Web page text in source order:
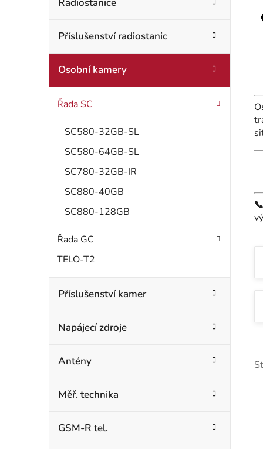
a
n
n
e
Příslušenství radiostanic
Osobní kamery
Řada SC
SC580-32GB-SL
SC580-64GB-SL
SC780-32GB-IR
SC880-40GB
SC880-128GB
Řada GC
TELO-T2
Příslušenství kamer
Napájecí zdroje
Antény
Měř. technika
GSM-R tel.
📞